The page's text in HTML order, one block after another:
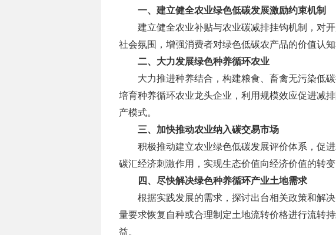
一、建立健全农业绿色低碳发展激励约束机制
建立健全农业补贴与农业碳减排挂钩机制，对
社会氛围，增强消费者对绿色低碳农产品的价值认
二、大力发展绿色种养循环农业
大力推进种养结合，构建粮食、畜禽无污染低
培育种养循环农业龙头企业，利用规模效应促进减
产模式。
三、加快推动农业纳入碳交易市场
积极推动建立农业绿色低碳发展评价体系，促
碳汇经济刺激作用，实现生态价值向经济价值的转变
四、尽快解决绿色种养循环产业土地需求
根据实践发展的需求，探讨出台相关政策和解
量要求恢复自种或合理制定土地流转价格进行流转
益。